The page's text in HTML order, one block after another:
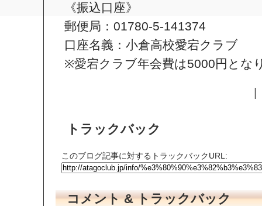
《振込口座》
郵便局：01780-5-141374
口座名義：小倉高校愛宕クラブ
※愛宕クラブ年会費は5000円とな
|
トラックバック
このブログ記事に対するトラックバックURL:
コメント & トラックバック